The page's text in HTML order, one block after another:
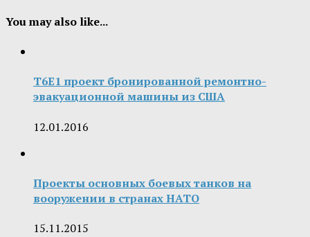
You may also like...
T6E1 проект бронированной ремонтно-
эвакуационной машины из США
12.01.2016
Проекты основных боевых танков на
вооружении в странах НАТО
15.11.2015